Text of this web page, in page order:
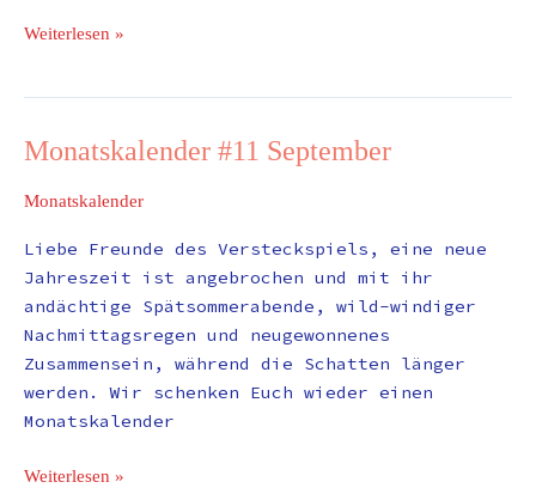
Weiterlesen »
Monatskalender #11 September
Monatskalender
Liebe Freunde des Versteckspiels, eine neue
Jahreszeit ist angebrochen und mit ihr
andächtige Spätsommerabende, wild-windiger
Nachmittagsregen und neugewonnenes
Zusammensein, während die Schatten länger
werden. Wir schenken Euch wieder einen
Monatskalender
Monatskalender
September
Weiterlesen »